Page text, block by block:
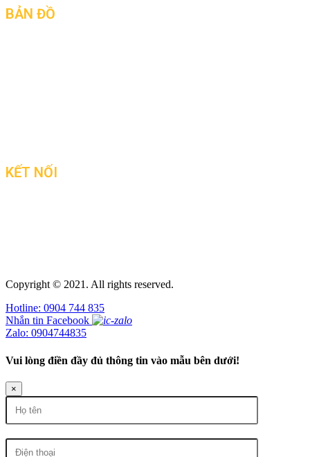
BẢN ĐỒ
KẾT NỐI
Copyright © 2021. All rights reserved.
Hotline: 0904 744 835
Nhắn tin Facebook
Zalo: 0904744835
Vui lòng điền đầy đủ thông tin vào mẫu bên dưới!
×